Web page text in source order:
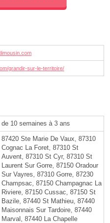
grandir-sur-le-territoire/
de 10 semaines à 3 ans
87420 Ste Marie De Vaux, 87310
Cognac La Foret, 87310 St
Auvent, 87310 St Cyr, 87310 St
Laurent Sur Gorre, 87150 Oradour
Sur Vayres, 87310 Gorre, 87230
Champsac, 87150 Champagnac La
Riviere, 87150 Cussac, 87150 St
Bazile, 87440 St Mathieu, 87440
Maisonnais Sur Tardoire, 87440
Marval, 87440 La Chapelle